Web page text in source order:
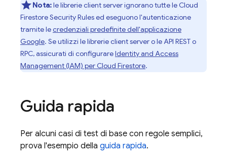
Nota:le librerie client server ignorano tutte le Cloud
FirestoreSecurity Rulesed eseguono l'autenticazione
tramite lecredenziali predefinite dell'applicazione
Google. Se utilizzi le librerie client server o le API REST o
RPC, assicurati di configurareIdentity and Access
Management (IAM) per Cloud Firestore.
Guida rapida
Per alcuni casi di test di base con regole semplici,
prova l'esempio della guida rapida.